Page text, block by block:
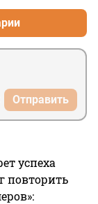
Отправить
успеха
повторить